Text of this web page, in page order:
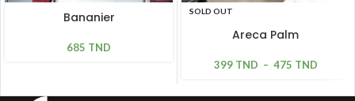
Bananier
685 TND
SOLD OUT
Areca Palm
399 TND – 475 TND